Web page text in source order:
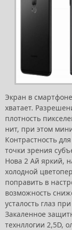
Экран в
хватает.
плотность
нит, при этом
Контрастность
точки зрения
Нова 2 Ай яркий,
холодной
поправить в
возможность
усталость глаз
Закаленное
технллогии 2,5D,